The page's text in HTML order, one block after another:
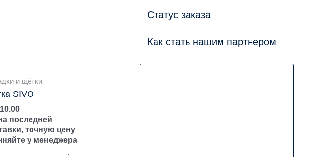
и щётки
SIVO
последней
точную цену
у менеджера
Статус заказа
Как стать нашим партнером